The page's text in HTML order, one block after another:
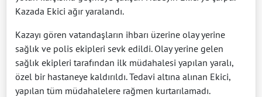
Kazada Ekici ağır yaralandı.
Kazayı gören vatandaşların ihbarı üzerine olay yerine
sağlık ve polis ekipleri sevk edildi. Olay yerine gelen
sağlık ekipleri tarafından ilk müdahalesi yapılan yaralı,
özel bir hastaneye kaldırıldı. Tedavi altına alınan Ekici,
yapılan tüm müdahalelere rağmen kurtarılamadı.